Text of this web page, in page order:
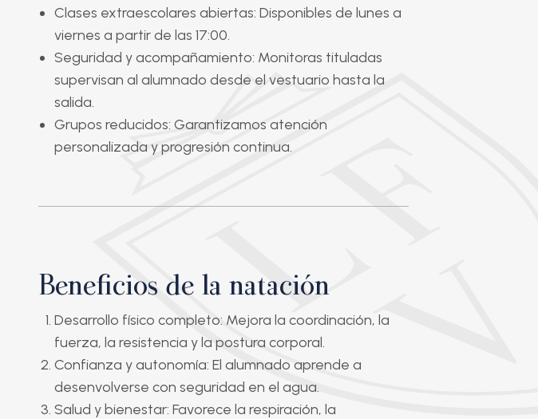
Clases extraescolares abiertas: Disponibles de lunes a
viernes a partir de las 17:00.
Seguridad y acompañamiento: Monitoras tituladas
supervisan al alumnado desde el vestuario hasta la
salida.
Grupos reducidos: Garantizamos atención
personalizada y progresión continua.
Beneficios de la natación
Desarrollo físico completo: Mejora la coordinación, la
fuerza, la resistencia y la postura corporal.
Confianza y autonomía: El alumnado aprende a
desenvolverse con seguridad en el agua.
Salud y bienestar: Favorece la respiración, la